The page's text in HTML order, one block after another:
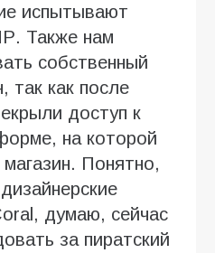
испытывают
Также нам
собственный
так как после
доступ к
на которой
Понятно,
думаю, сейчас
за пиратский